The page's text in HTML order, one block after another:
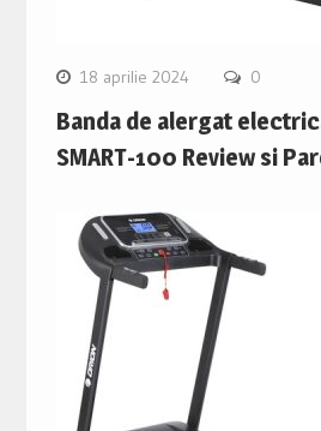
18 aprilie 2024 0
Banda de alergat
SMART-100 Review si